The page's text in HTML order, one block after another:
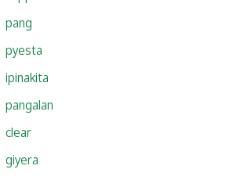
pang
pyesta
ipinakita
pangalan
clear
giyera